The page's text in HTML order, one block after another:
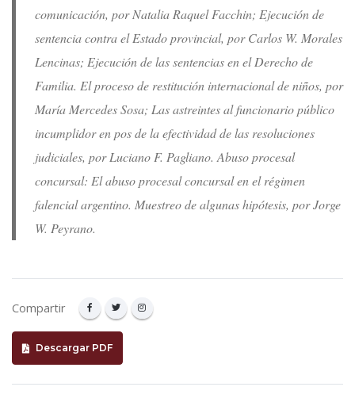
comunicación, por Natalia Raquel Facchin; Ejecución de
sentencia contra el Estado provincial, por Carlos W. Morales
Lencinas; Ejecución de las sentencias en el Derecho de
Familia. El proceso de restitución internacional de niños, por
María Mercedes Sosa; Las astreintes al funcionario público
incumplidor en pos de la efectividad de las resoluciones
judiciales, por Luciano F. Pagliano. Abuso procesal
concursal: El abuso procesal concursal en el régimen
falencial argentino. Muestreo de algunas hipótesis, por Jorge
W. Peyrano.
Compartir
Descargar PDF